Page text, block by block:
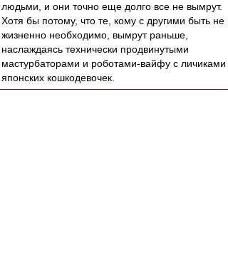
людьми, и они точно еще долго все не вымрут.
Хотя бы потому, что те, кому с другими быть не
жизненно необходимо, вымрут раньше,
наслаждаясь технически продвинутыми
мастурбаторами и роботами-вайфу с личиками
японских кошкодевочек.